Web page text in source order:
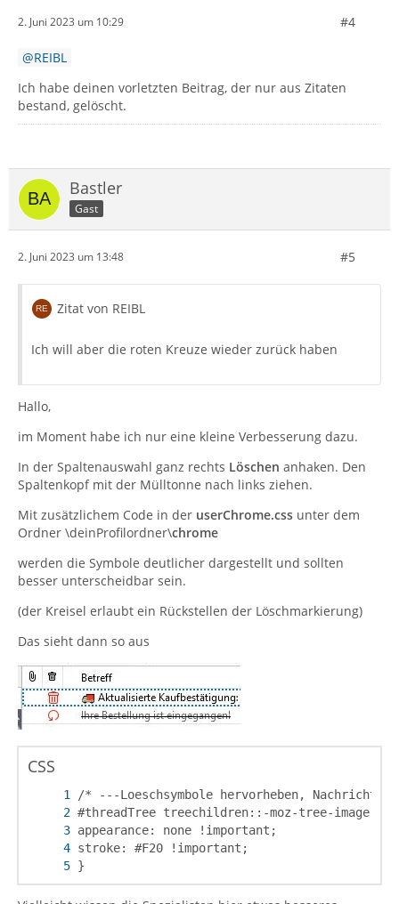
2. Juni 2023 um 10:29 #4
REIBL
Ich habe deinen vorletzten Beitrag, der nur aus Zitaten
bestand, gelöscht.
Bastler
Gast
2. Juni 2023 um 13:48 #5
Zitat von REIBL
Ich will aber die roten Kreuze wieder zurück haben
Hallo,
im Moment habe ich nur eine kleine Verbesserung dazu.
In der Spaltenauswahl ganz rechts Löschen anhaken. Den
Spaltenkopf mit der Mülltonne nach links ziehen.
Mit zusätzlichem Code in der userChrome.css unter dem
Ordner \deinProfilordner\chrome
werden die Symbole deutlicher dargestellt und sollten
besser unterscheidbar sein.
(der Kreisel erlaubt ein Rückstellen der Löschmarkierung)
Das sieht dann so aus
CSS
}